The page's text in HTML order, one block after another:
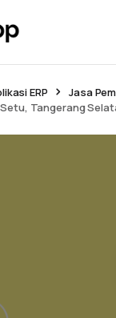
ERP Jasa
Tangerang